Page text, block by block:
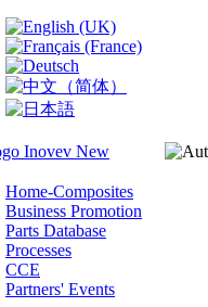
Home-Composites
Business Promotion
Parts Database
Processes
CCE
Partners' Events